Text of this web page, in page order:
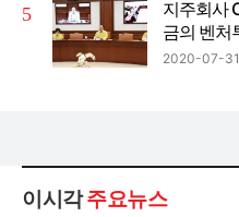
지주회사
금의 벤처
2020-07-31
이시각주요뉴스